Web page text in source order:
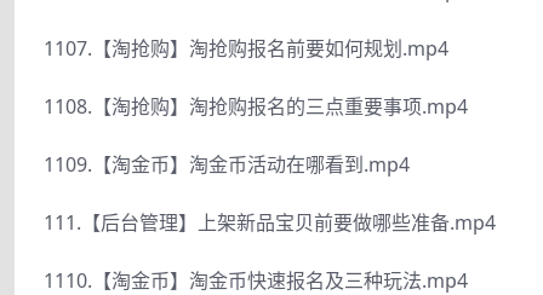
1107.【淘抢购】淘抢购报名前要如何规划.mp4
1108.【淘抢购】淘抢购报名的三点重要事项.mp4
1109.【淘金币】淘金币活动在哪看到.mp4
111.【后台管理】上架新品宝贝前要做哪些准备.mp4
1110.【淘金币】淘金币快速报名及三种玩法.mp4